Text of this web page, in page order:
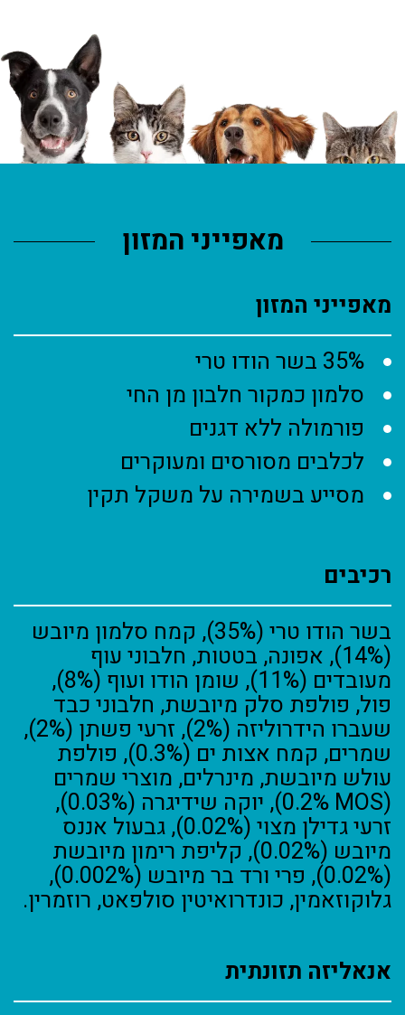
מאפייני המזון
מאפייני המזון
35% בשר הודו טרי
סלמון כמקור חלבון מן החי
פורמולה ללא דגנים
לכלבים מסורסים ומעוקרים
מסייע בשמירה על משקל תקין
רכיבים
בשר הודו טרי (35%), קמח סלמון מיובש
(14%), אפונה, בטטות, חלבוני עוף
מעובדים (11%), שומן הודו ועוף (8%),
פול, פולפת סלק מיובשת, חלבוני כבד
שעברו הידרוליזה (2%), זרעי פשתן (2%),
שמרים, קמח אצות ים (0.3%), פולפת
עולש מיובשת, מינרלים, מוצרי שמרים
(MOS ‏0.2%), יוקה שידיגרה (0.03%),
זרעי גדילן מצוי (0.02%), גבעול אננס
מיובש (0.02%), קליפת רימון מיובשת
(0.02%), פרי ורד בר מיובש (0.002%),
גלוקוזאמין, כונדרואיטין סולפאט, רוזמרין.
אנאליזה תזונתית